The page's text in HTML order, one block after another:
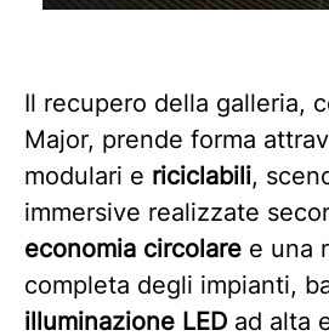
Il recupero della galleria,
Major, prende forma
modulari e riciclabili,
immersive realizzate
economia circolare e una
completa degli impianti,
illuminazione LED ad alta